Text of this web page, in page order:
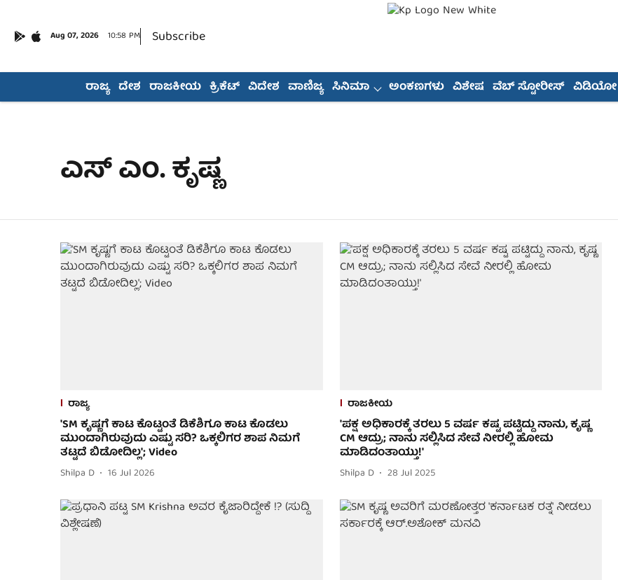
Aug 07, 2026 10:58 PM Subscribe
ರಾಜ್ಯ ದೇಶ ರಾಜಕೀಯ ಕ್ರಿಕೆಟ್ ವಿದೇಶ ವಾಣಿಜ್ಯ ಸಿನಿಮಾ ಅಂಕಣಗಳು ವಿಶೇಷ ವೆಬ್ ಸ್ಟೋರೀಸ್ ವಿಡಿಯೋ
ಎಸ್ ಎಂ. ಕೃಷ್ಣ
ರಾಜ್ಯ
'SM ಕೃಷ್ಣಗೆ ಕಾಟ ಕೊಟ್ಟಂತೆ ಡಿಕೆಶಿಗೂ ಕಾಟ ಕೊಡಲು
ಮುಂದಾಗಿರುವುದು ಎಷ್ಟು ಸರಿ? ಒಕ್ಕಲಿಗರ ಶಾಪ ನಿಮಗೆ
ತಟ್ಟದೆ ಬಿಡೋದಿಲ್ಲ'; Video
Shilpa D 16 Jul 2026
ರಾಜಕೀಯ
'ಪಕ್ಷ ಅಧಿಕಾರಕ್ಕೆ ತರಲು 5 ವರ್ಷ ಕಷ್ಟ ಪಟ್ಟಿದ್ದು ನಾನು, ಕೃಷ್ಣ
CM ಆದ್ರು; ನಾನು ಸಲ್ಲಿಸಿದ ಸೇವೆ ನೀರಲ್ಲಿ ಹೋಮ
ಮಾಡಿದಂತಾಯ್ತು!'
Shilpa D 28 Jul 2025